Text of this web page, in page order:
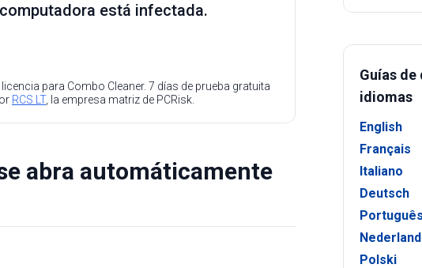
está infectada.
para Combo Cleaner. 7 días de prueba gratuita
RCS LT, la empresa matriz de PCRisk.
abra automáticamente
Guías
idiomas
English
Français
Italiano
Deutsch
Português
Polski